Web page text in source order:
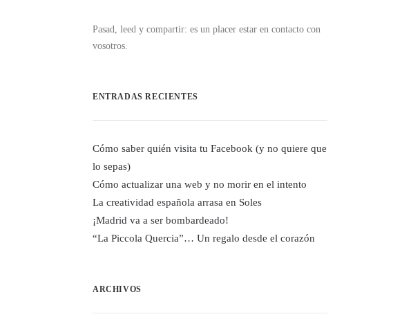
Pasad, leed y compartir: es un placer estar en contacto con
vosotros.
ENTRADAS RECIENTES
Cómo saber quién visita tu Facebook (y no quiere que
lo sepas)
Cómo actualizar una web y no morir en el intento
La creatividad española arrasa en Soles
¡Madrid va a ser bombardeado!
“La Piccola Quercia”… Un regalo desde el corazón
ARCHIVOS